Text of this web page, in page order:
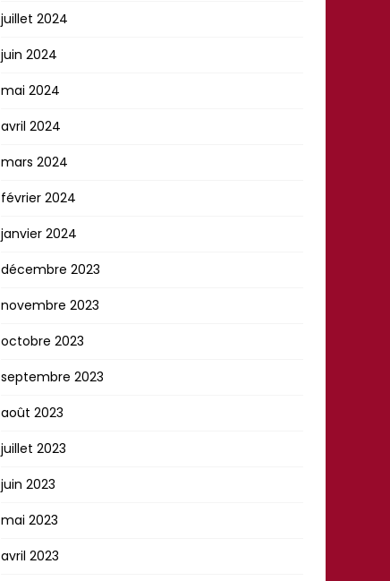
juillet 2024
juin 2024
mai 2024
avril 2024
mars 2024
février 2024
janvier 2024
décembre 2023
novembre 2023
octobre 2023
septembre 2023
août 2023
juillet 2023
juin 2023
mai 2023
avril 2023